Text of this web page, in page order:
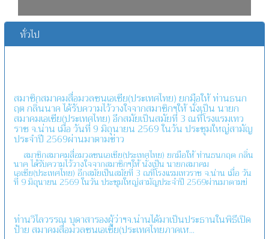
ทั่วไป
สมาชิกสมาคมสื่อมวลชนเอเชีย(ประเทศไทย) ยกมือให้ ท่านธนก
ฤต กลิ่นนาค ได้รับความไว้วางใจจากสมาชิกฯให้ นั่งเป็น นายก
สมาคมเอเชีย(ประเทศไทย) อีกสมัยเป็นสมัยที่ 3 ณที่โรงแรมเทว
ราช จ.น่าน เมื่อ วันที่ 9 มิถุนายน 2569 ในวัน ประชุมใหญ่สามัญ
ประจำปี 2569ผ่านมาตามข่าว
สมาชิกสมาคมสื่อมวลชนเอเชีย(ประเทศไทย) ยกมือให้ ท่านธนกฤต กลิ่น
นาค ได้รับความไว้วางใจจากสมาชิกฯให้ นั่งเป็น นายกสมาคม
เอเชีย(ประเทศไทย) อีกสมัยเป็นสมัยที่ 3 ณที่โรงแรมเทวราช จ.น่าน เมื่อ วัน
ที่ 9 มิถุนายน 2569 ในวัน ประชุมใหญ่สามัญประจำปี 2569ผ่านมาตามข่
ท่านวิไลวรรณ บุดาสารองผู้ว่าฯจ.น่านได้มาเป็นประธานในพิธีเปิด
ป้าย สมาคมสื่อมวลชนเอเชีย(ประเทศไทยภาคเห...